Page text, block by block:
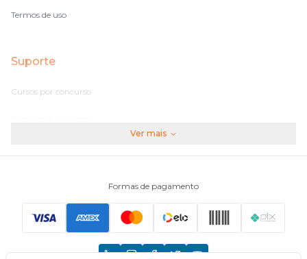
Termos de uso
Suporte
Cursos por concurso
Principais Concursos
CNU
Ver mais
Formas de pagamento